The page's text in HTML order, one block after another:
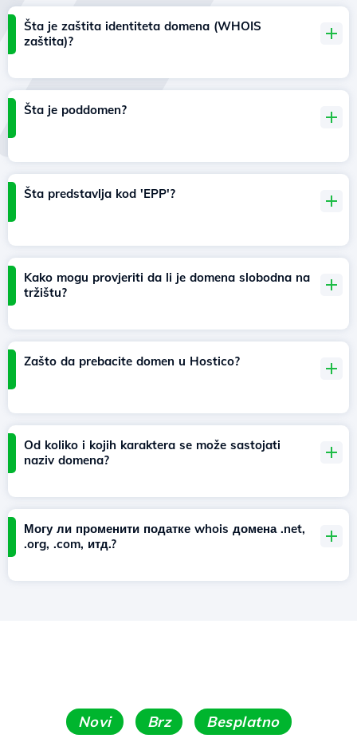
Šta je zaštita identiteta domena (WHOIS
zaštita)?
Šta je poddomen?
Šta predstavlja kod 'EPP'?
Kako mogu provjeriti da li je domena slobodna na
tržištu?
Zašto da prebacite domen u Hostico?
Od koliko i kojih karaktera se može sastojati
naziv domena?
Могу ли променити податке whois домена .net,
.org, .com, итд.?
Novi Brz Besplatno